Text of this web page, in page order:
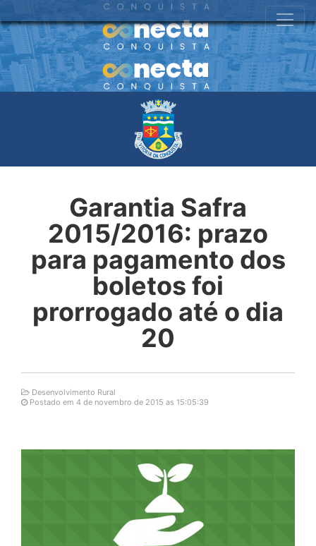
Garantia Safra
2015/2016: prazo
para pagamento dos
boletos foi
prorrogado até o dia
20
Desenvolvimento Rural
Postado em 4 de novembro de 2015 as 15:05:39